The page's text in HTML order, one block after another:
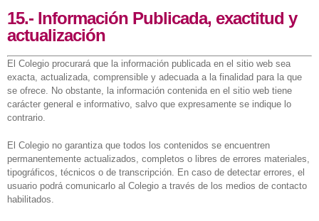
15.- Información Publicada, exactitud y
actualización
El Colegio procurará que la información publicada en el sitio web sea
exacta, actualizada, comprensible y adecuada a la finalidad para la que
se ofrece. No obstante, la información contenida en el sitio web tiene
carácter general e informativo, salvo que expresamente se indique lo
contrario.
El Colegio no garantiza que todos los contenidos se encuentren
permanentemente actualizados, completos o libres de errores materiales,
tipográficos, técnicos o de transcripción. En caso de detectar errores, el
usuario podrá comunicarlo al Colegio a través de los medios de contacto
habilitados.